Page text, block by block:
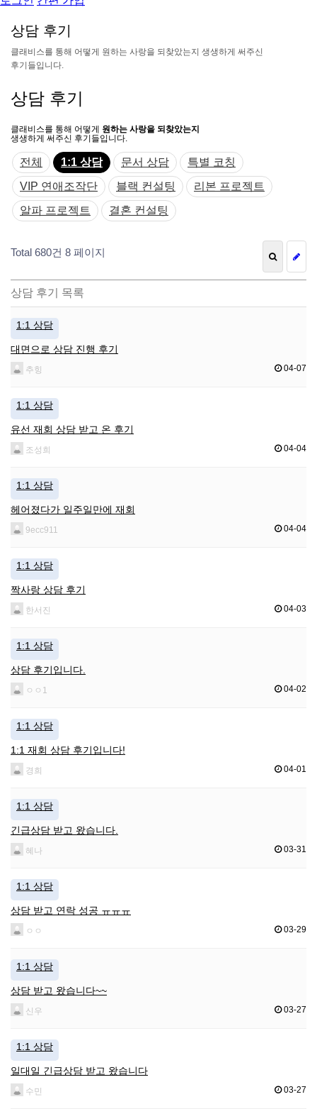
상담 후기
클래 비 스를 통해 어 떻게 원하는 사랑을 되 찾았는지 생생하게 써 주신
후기 들입 니 다.
상담 후기
클래비스를 통해 어떻게 원하는 사랑을 되찾았는지
생생하게 써주신 후기들입니다.
전체 1:1 상담 문서 상담
특별 코칭
VIP 연애조작단
블랙 컨설팅
리본 프로젝트
알파 프로젝트
결혼 컨설팅
Total 680건 8 페이지
상담 후기 목록
1:1 상담
대면으로 상담 진행 후기
추힝 04-07
1:1 상담
유선 재회 상담 받고 온 후기
조성희 04-04
1:1 상담
헤어졌다가 일주일만에 재회
9ecc911 04-04
1:1 상담
짝사랑 상담 후기
한서진 04-03
1:1 상담
상담 후기입니다.
ㅇㅇ1 04-02
1:1 상담
1:1 재회 상담 후기입니다!
경희 04-01
1:1 상담
긴급상담 받고 왔습니다.
혜나 03-31
1:1 상담
상담 받고 연락 성공 ㅠㅠㅠ
ㅇㅇ 03-29
1:1 상담
상담 받고 왔습니다~~
신우 03-27
1:1 상담
일대일 긴급상담 받고 왔습니다
수민 03-27